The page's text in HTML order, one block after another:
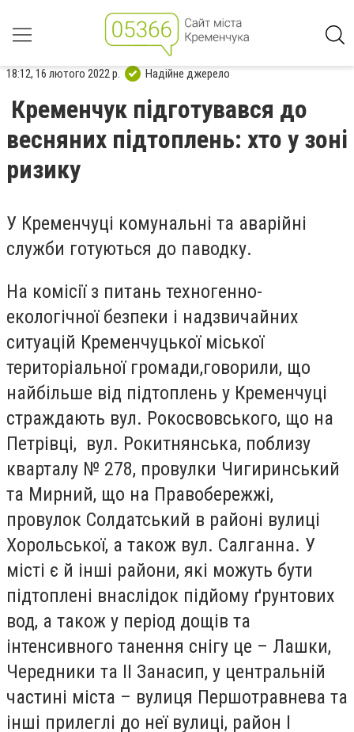
18:12, 16 лютого 2022 р. Надійне джерело
Кременчук підготувався до
весняних підтоплень: хто у зоні
ризику
У Кременчуці комунальні та аварійні
служби готуються до паводку.
На комісії з питань техногенно-
екологічної безпеки і надзвичайних
ситуацій Кременчуцької міської
територіальної громади,говорили, що
найбільше від підтоплень у Кременчуці
страждають вул. Рокосвовського, що на
Петрівці, вул. Рокитнянська, поблизу
кварталу № 278, провулки Чигиринський
та Мирний, що на Правобережжі,
провулок Солдатський в районі вулиці
Хорольської, а також вул. Салганна. У
місті є й інші райони, які можуть бути
підтоплені внаслідок підйому ґрунтових
вод, а також у період дощів та
інтенсивного танення снігу це – Лашки,
Чередники та ІІ Занасип, у центральній
частині міста – вулиця Першотравнева та
інші прилеглі до неї вулиці, район І